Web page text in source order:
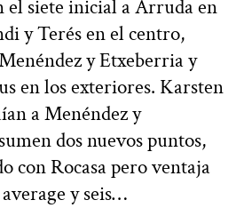
el siete inicial a Arruda en
y Terés en el centro,
y Etxeberria y
en los exteriores. Karsten
a Menéndez y
dos nuevos puntos,
con Rocasa pero ventaja
y seis…